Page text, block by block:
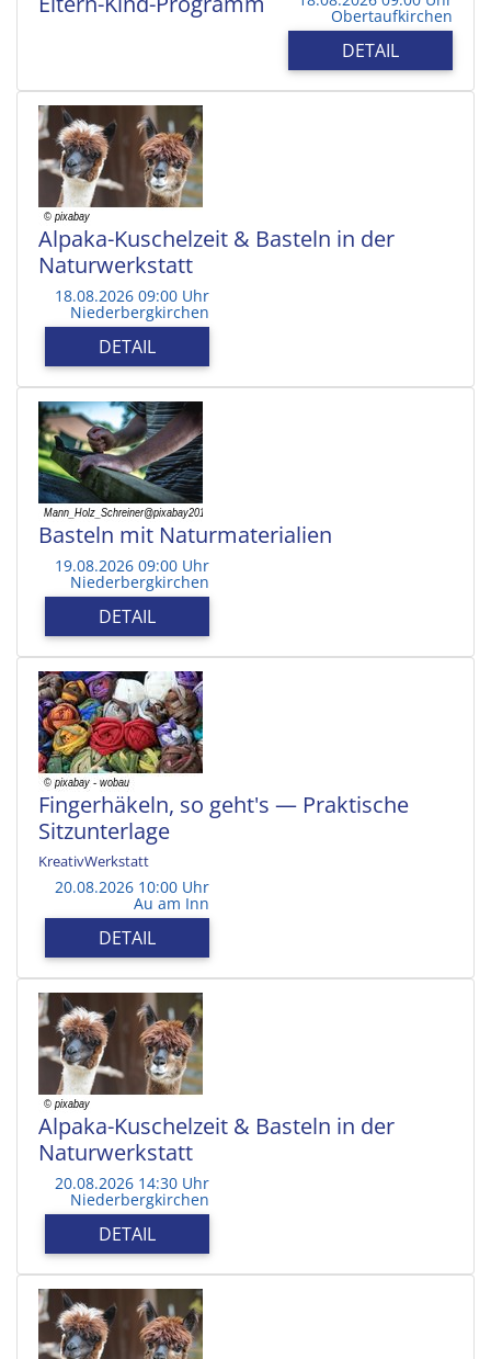
Obertaufkirchen
DETAIL
Alpaka-Kuschelzeit & Basteln in der
Naturwerkstatt
18.08.2026 09:00 Uhr
Niederbergkirchen
DETAIL
Basteln mit Naturmaterialien
19.08.2026 09:00 Uhr
Niederbergkirchen
DETAIL
Fingerhäkeln, so geht's — Praktische
Sitzunterlage
KreativWerkstatt
20.08.2026 10:00 Uhr
Au am Inn
DETAIL
Alpaka-Kuschelzeit & Basteln in der
Naturwerkstatt
20.08.2026 14:30 Uhr
Niederbergkirchen
DETAIL